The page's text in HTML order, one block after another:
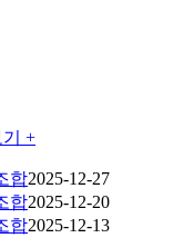
+
합2025-12-27
합2025-12-20
합2025-12-13